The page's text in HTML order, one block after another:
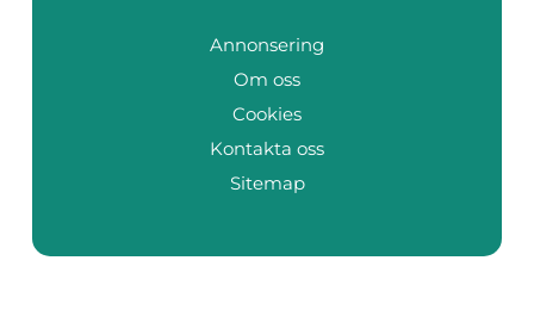
Annonsering
Om oss
Cookies
Kontakta oss
Sitemap